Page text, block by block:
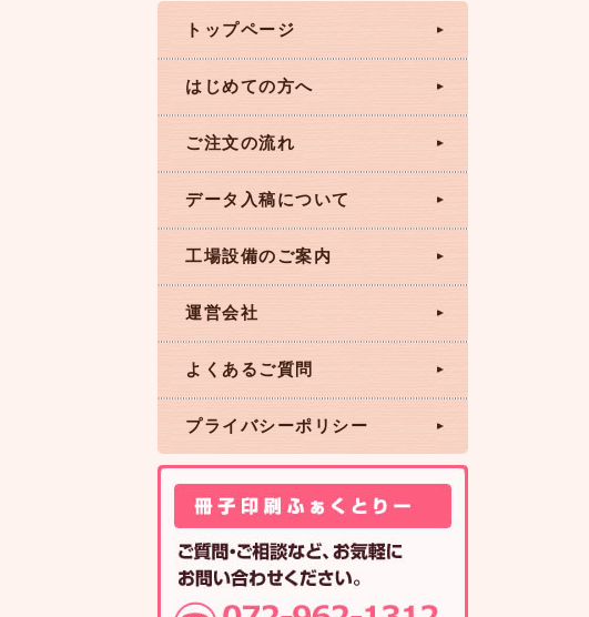
トップページ
はじめての方へ
ご注文の流れ
データ入稿について
工場設備のご案内
運営会社
よくあるご質問
プライバシーポリシー